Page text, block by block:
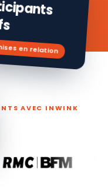
en relation
AVEC INWINK